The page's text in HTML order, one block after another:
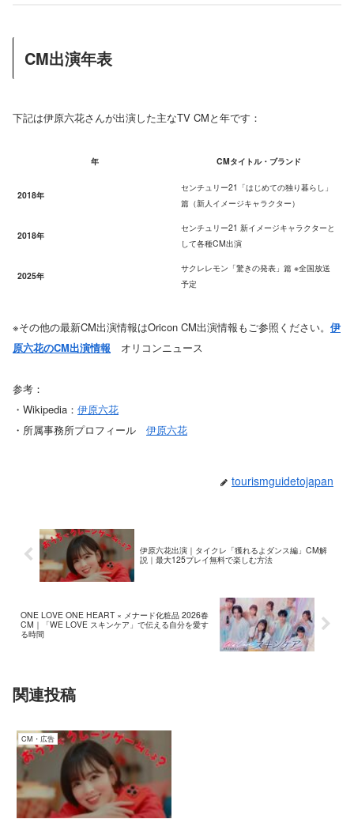
CM出演年表
下記は伊原六花さんが出演した主なTV CMと年です：
年 CMタイトル・ブランド
2018年
センチュリー21「はじめての独り暮らし」
篇（新人イメージキャラクター）
2018年
センチュリー21 新イメージキャラクターと
して各種CM出演
2025年
サクレレモン「驚きの発表」篇 ※全国放送
予定
※その他の最新CM出演情報はOricon CM出演情報もご参照ください。 伊
原六花のCM出演情報 オリコンニュース
参考：
・Wikipedia： 伊原六花
・所属事務所プロフィール 伊原六花
tourismguidetojapan
伊原六花出演｜タイクレ「獲れるよダンス編」CM解
説｜最大125プレイ無料で楽しむ方法
ONE LOVE ONE HEART × メナード化粧品 2026春
CM｜「WE LOVE スキンケア」で伝える自分を愛す
る時間
関連投稿
CM・広告